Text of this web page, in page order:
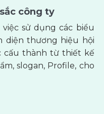
công ty
sử dụng các biểu
diện thương hiệu hội
cấu thành từ thiết kế
slogan, Profile, cho